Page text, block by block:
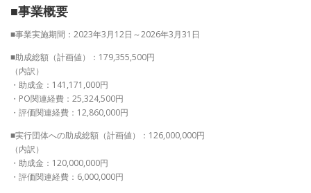
■事業概要
■事業実施期間：2023年3月12日～2026年3月31日
■助成総額（計画値）：179,355,500円
（内訳）
・助成金：141,171,000円
・PO関連経費：25,324,500円
・評価関連経費：12,860,000円
■実行団体への助成総額（計画値）：126,000,000円
（内訳）
・助成金：120,000,000円
・評価関連経費：6,000,000円